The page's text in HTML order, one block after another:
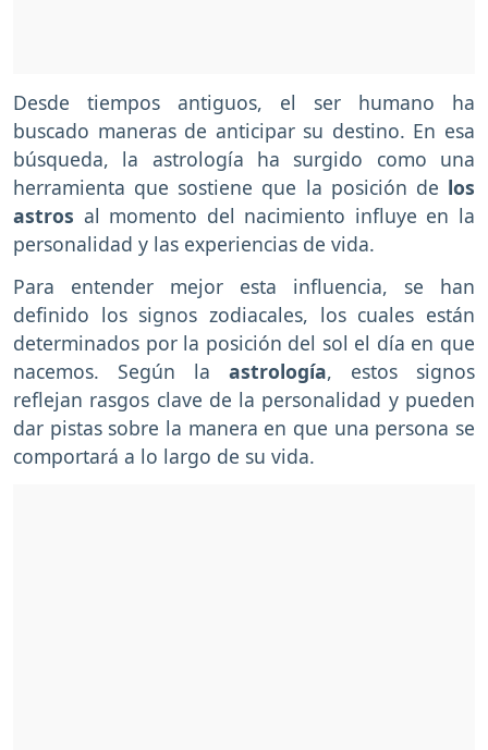
Desde tiempos antiguos, el ser humano ha
buscado maneras de anticipar su destino. En esa
búsqueda, la astrología ha surgido como una
herramienta que sostiene que la posición de los
astros al momento del nacimiento influye en la
personalidad y las experiencias de vida.
Para entender mejor esta influencia, se han
definido los signos zodiacales, los cuales están
determinados por la posición del sol el día en que
nacemos. Según la astrología, estos signos
reflejan rasgos clave de la personalidad y pueden
dar pistas sobre la manera en que una persona se
comportará a lo largo de su vida.